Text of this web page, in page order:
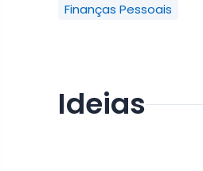
Finanças Pessoais
Ideias